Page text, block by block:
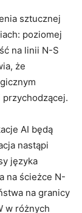
sztucznej
poziomej
na linii N-S
że
AI będą
nastąpi
języka
na ścieżce N-
na granicy
w różnych